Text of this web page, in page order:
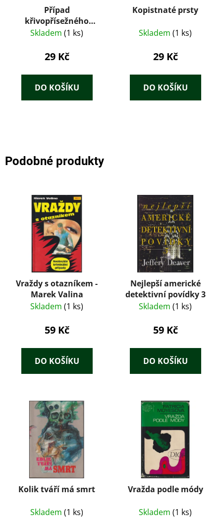
Případ
křivopřísežného
papouška
Skladem (1 ks)
29 Kč
DO KOŠÍKU
Kopistnaté prsty
Skladem (1 ks)
29 Kč
DO KOŠÍKU
Podobné produkty
Vraždy s otazníkem -
Marek Valina
Skladem (1 ks)
59 Kč
DO KOŠÍKU
Nejlepší americké
detektivní povídky 3
Skladem (1 ks)
59 Kč
DO KOŠÍKU
Kolik tváří má smrt
Skladem (1 ks)
Vražda podle módy
Skladem (1 ks)